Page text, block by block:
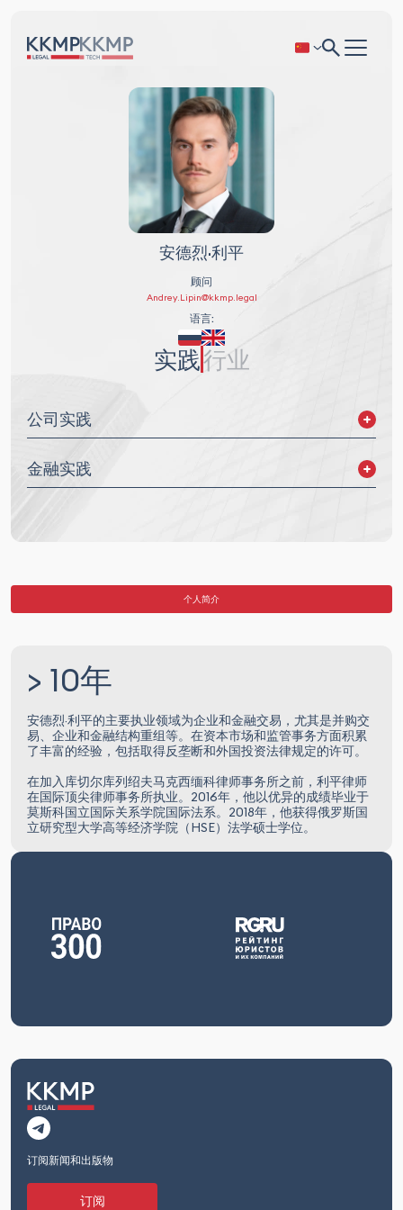
安德烈·利平
顾问
Andrey.Lipin@kkmp.legal
语言:
实践行业
公司实践
并购（M&A）与合资（JV）
公司治理
法律尽职调查
金融实践
个人简介
> 10年
安德烈·利平的主要执业领域为企业和金融交易，尤其是并购交
易、企业和金融结构重组等。在资本市场和监管事务方面积累
了丰富的经验，包括取得反垄断和外国投资法律规定的许可。
在加入库切尔库列绍夫马克西缅科律师事务所之前，利平律师
在国际顶尖律师事务所执业。2016年，他以优异的成绩毕业于
莫斯科国立国际关系学院国际法系。2018年，他获得俄罗斯国
立研究型大学高等经济学院（HSE）法学硕士学位。
订阅新闻和出版物
订阅